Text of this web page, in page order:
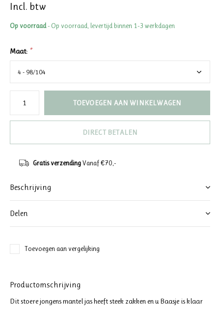
Incl. btw
Op voorraad- Op voorraad, levertijd binnen 1-3 werkdagen
Maat: *
TOEVOEGEN AAN WINKELWAGEN
DIRECT BETALEN
Gratis verzendingVanaf €70,-
Beschrijving
Delen
Toevoegen aan vergelijking
Productomschrijving
Dit stoere jongens mantel jas heeft steek zakken en u Baasje is klaar